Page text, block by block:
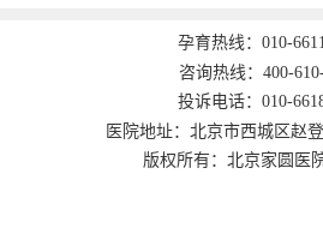
孕育热线： 010-
咨询热线： 400-
投诉电话： 010-
医院地址：北京市西城区赵
版权所有：北京家圆医